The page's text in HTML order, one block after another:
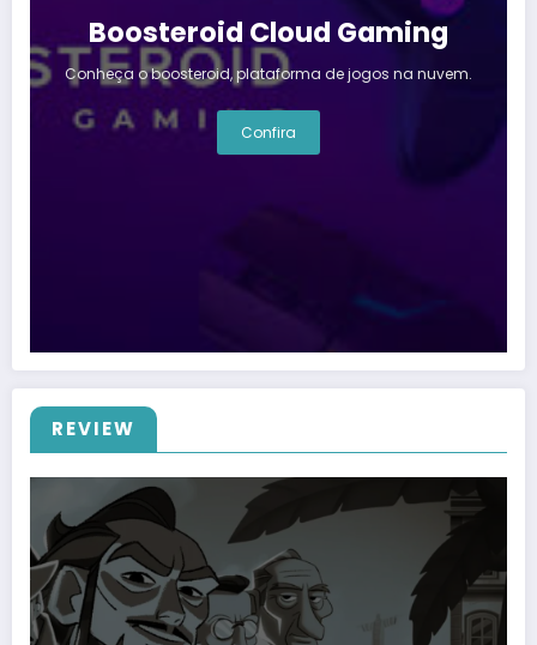
Boosteroid Cloud Gaming
Conheça o boosteroid, plataforma de jogos na nuvem.
Confira
REVIEW